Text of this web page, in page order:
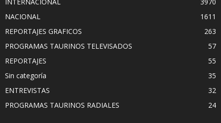
INTERNACIONAL
3970
NACIONAL
1611
REPORTAJES GRAFICOS
263
PROGRAMAS TAURINOS TELEVISADOS
57
REPORTAJES
55
Sin categoría
35
ENTREVISTAS
32
PROGRAMAS TAURINOS RADIALES
24